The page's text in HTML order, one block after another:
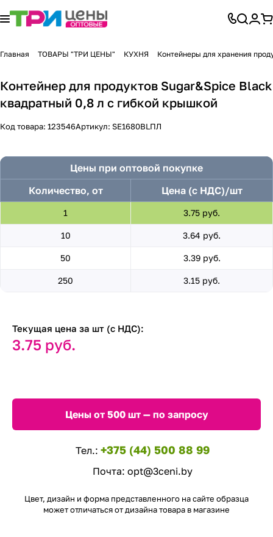
Главная ТОВАРЫ "ТРИ ЦЕНЫ" КУХНЯ Контейнеры для хранения
Контейнер для продуктов Sugar&Spice Black
квадратный 0,8 л с гибкой крышкой
Код товара: 123546Артикул: SE1680BLПЛ
Цены при оптовой покупке
Количество, от
Цена (с НДС)/шт
1 3.75 руб.
10 3.64 руб.
50 3.39 руб.
250 3.15 руб.
Текущая цена за шт (с НДС):
3.75 руб.
Цены от 500 шт — по запросу
Тел.: +375 (44) 500 88 99
Почта: opt@3ceni.by
Цвет, дизайн и форма представленного на сайте образца
может отличаться от дизайна товара в магазине